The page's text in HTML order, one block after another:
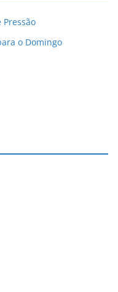
Pressão
o Domingo